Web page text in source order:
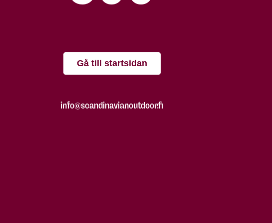
Gå till startsidan
info@scandinavianoutdoor.fi